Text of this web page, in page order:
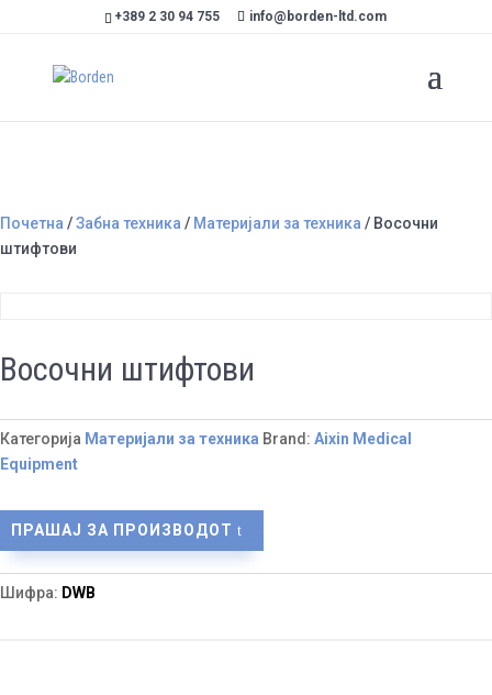
+389 2 30 94 755 info@borden-ltd.com
Почетна /Забна техника / Материјали за техника / Восочни
штифтови
Восочни штифтови
Категорија Материјали за техника Brand: Aixin Medical
Equipment
ПРАШАЈ ЗА ПРОИЗВОДОТ
Шифра: DWB